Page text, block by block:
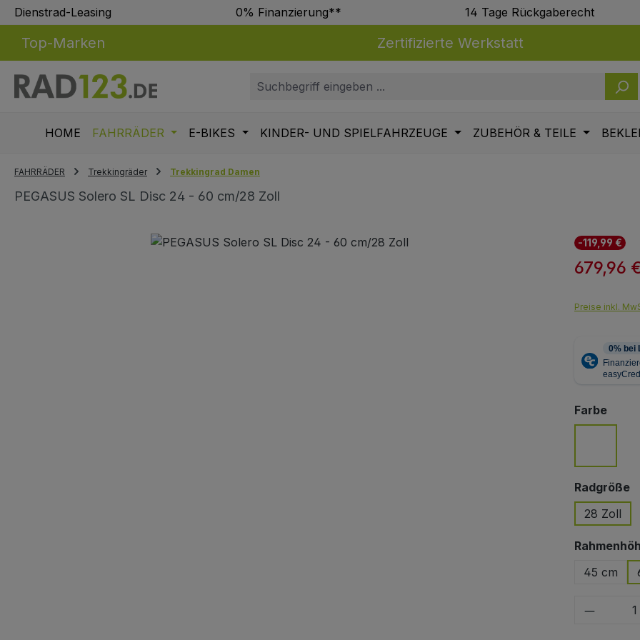
Hauptinhalt springen
Zur Suche springen
Zur Hauptnavigation springen
Dienstrad-Leasing 0% Finanzierung** 14 Tage Rückgaberecht
Top-Marken Zertifizierte Werkstatt
HOME FAHRRÄDER E-BIKES KINDER- UND SPIELFAHRZEUGE ZUBEHÖR & TEILE
FAHRRÄDER Trekkingräder Trekkingrad Damen
PEGASUS Solero SL Disc 24 - 60 cm/28 Zoll
Bildergalerie überspringen -119,99 €
679,96
Preise inkl.
Farbe
Radgröße
28 Zoll
45 cm